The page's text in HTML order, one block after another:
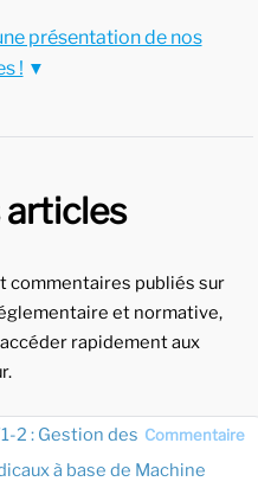
présentation de nos
! ▼
articles
commentaires publiés sur
et normative,
rapidement aux
Commentaire
2 : Gestion des
à base de Machine